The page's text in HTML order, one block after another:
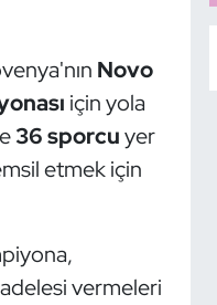
Novo
için yola
36 sporcuyer
etmek için
vermeleri